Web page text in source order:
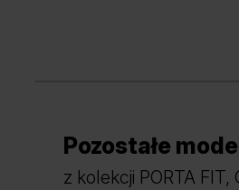
Dąb Mauvella Dąb
Pozostałe
z kolekcji PORTA FIT,